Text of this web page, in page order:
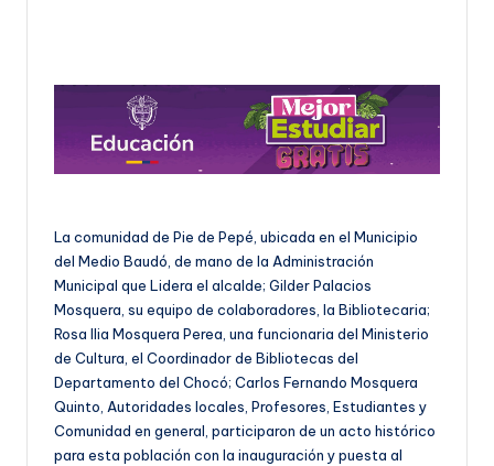
La comunidad de Pie de Pepé, ubicada en el Municipio
del Medio Baudó, de mano de la Administración
Municipal que Lidera el alcalde; Gilder Palacios
Mosquera, su equipo de colaboradores, la Bibliotecaria;
Rosa Ilia Mosquera Perea, una funcionaria del Ministerio
de Cultura, el Coordinador de Bibliotecas del
Departamento del Chocó; Carlos Fernando Mosquera
Quinto, Autoridades locales, Profesores, Estudiantes y
Comunidad en general, participaron de un acto histórico
para esta población con la inauguración y puesta al